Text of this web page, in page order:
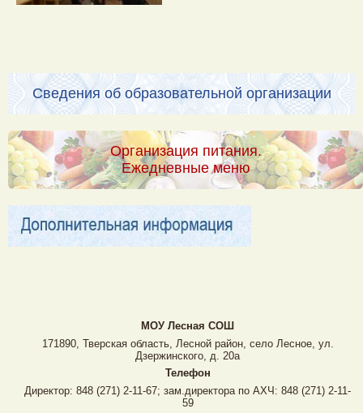
Сведения об образовательной организации
Организация питания.
Ежедневные меню
МОУ Лесная CОШ
171890, Тверская область, Лесной район, село Лесное, ул.
Дзержинского, д. 20а
Телефон
Директор: 848 (271) 2-11-67; зам.директора по АХЧ: 848 (271) 2-11-
59